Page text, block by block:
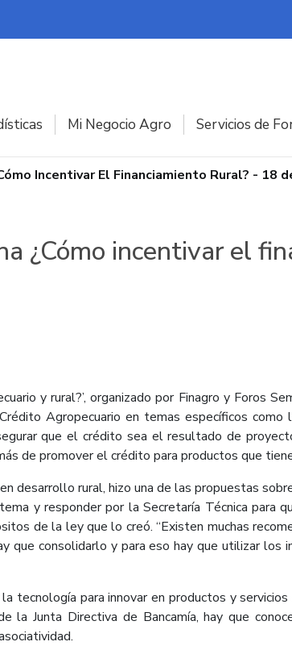
Mi Negocio Agro Servicios de
Incentivar El Financiamiento Rural? - 18
¿Cómo incentivar el
y rural?’, organizado por Finagro y Foros
Agropecuario en temas específicos
que el crédito sea el resultado de
de promover el crédito para productos que
desarrollo rural, hizo una de las propuestas
y responder por la Secretaría Técnica para
de la ley que lo creó. “Existen muchas
que consolidarlo y para eso hay que utilizar
tecnología para innovar en productos y
la Junta Directiva de Bancamía, hay que